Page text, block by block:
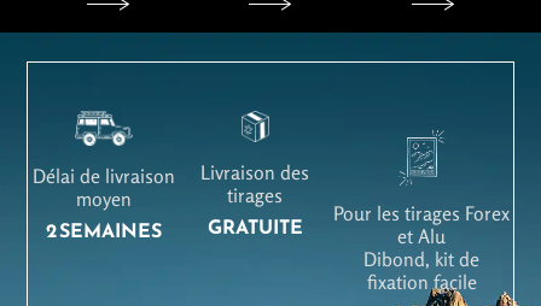
Délai de livraison
moyen
2 SEMAINES
Livraison des
tirages
GRATUITE
Pour les tirages Forex
et Alu
Dibond, kit de
fixation facile